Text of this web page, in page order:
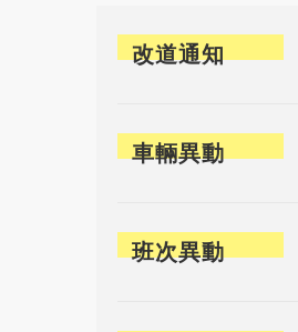
改道通知
車輛異動
班次異動